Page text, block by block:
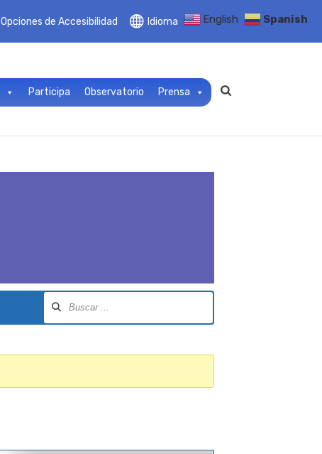
Opciones de Accesibilidad Idioma
Participa Observatorio Prensa
English Spanish